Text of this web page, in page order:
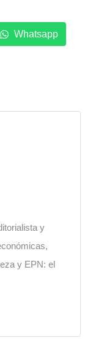
Whatsapp
y
y EPN: el